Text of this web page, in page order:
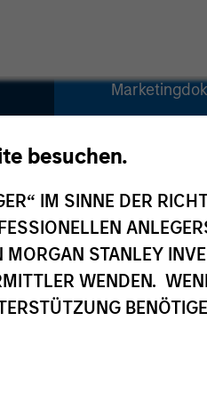
besuchen.
IM SINNE DER
STANLEY
WENDEN.
(KID)